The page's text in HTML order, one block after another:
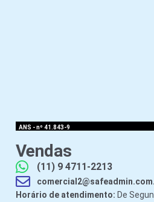
ANS - nº 41.843-9
Vendas
(11) 9 4711-2213
Horário de atendimento: De